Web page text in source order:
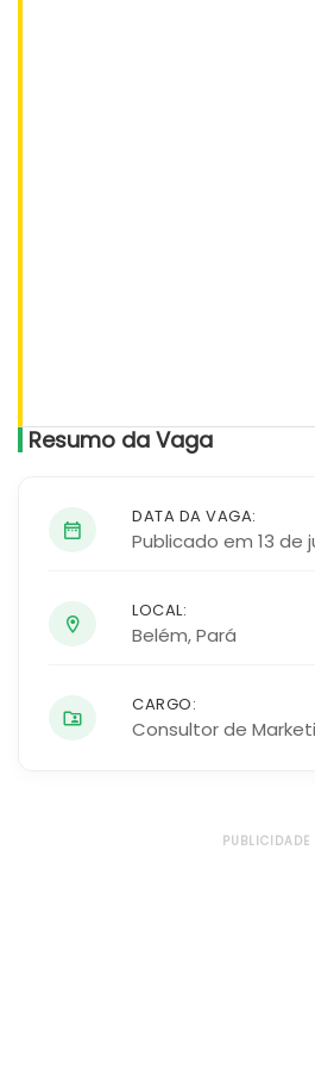
Resumo da Vaga
DATA DA VAGA:
Publicado em 13 de
LOCAL:
Belém,Pará
CARGO:
Consultor de
PUBLICIDADE